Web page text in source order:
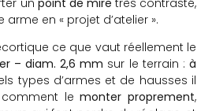
en « projet d’atelier ».
ce que vaut réellement le
– diam. 2,6 mm sur le terrain :à
types d’armes et de hausses il
comment lemonter proprement,